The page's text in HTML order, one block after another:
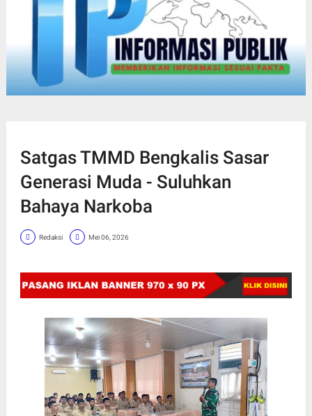
Satgas TMMD Bengkalis Sasar
Generasi Muda - Suluhkan
Bahaya Narkoba
Redaksi Mei 06, 2026